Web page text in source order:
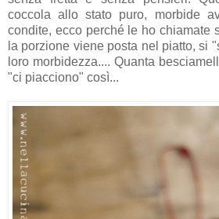
coccola allo stato puro, morbide
condite, ecco perché le ho chiamate
la porzione viene posta nel piatto, si
loro morbidezza.... Quanta
"ci piacciono" così...